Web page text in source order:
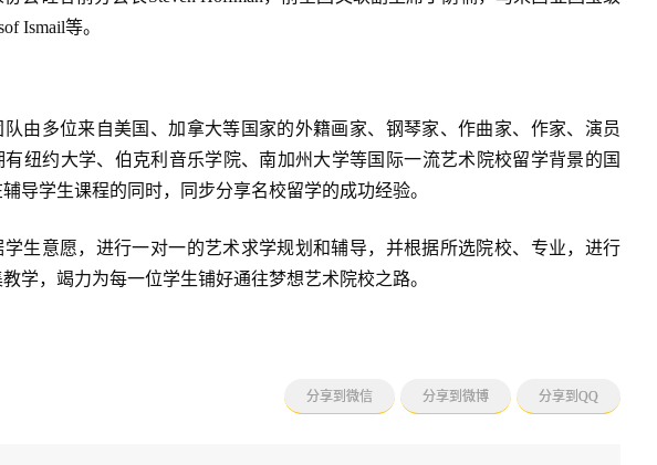
Ismail等。
队由多位来自美国、加拿大等国家的外籍画家、钢琴家、作曲家、作家、演员
纽约大学、伯克利音乐学院、南加州大学等国际一流艺术院校留学背景的国
导学生课程的同时，同步分享名校留学的成功经验。
学生意愿，进行一对一的艺术求学规划和辅导，并根据所选院校、专业，进行
学，竭力为每一位学生铺好通往梦想艺术院校之路。
分享到微信 分享到微博 分享到QQ